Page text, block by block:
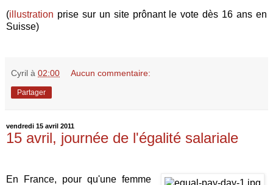
(illustration prise sur un site prônant le vote dès 16 ans en
Suisse)
Cyril à 02:00 Aucun commentaire:
Partager
vendredi 15 avril 2011
15 avril, journée de l'égalité salariale
En France, pour qu'une femme